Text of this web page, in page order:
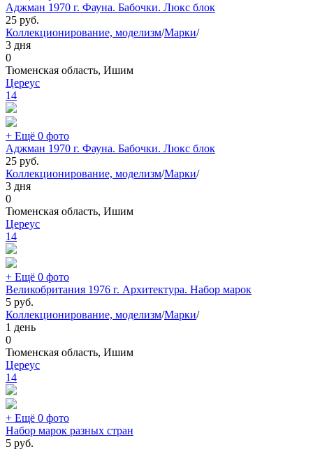
Аджман 1970 г. Фауна. Бабочки. Люкс блок
25 руб.
Коллекционирование, моделизм/Марки/
3 дня
0
Тюменская область, Ишим
Цереус
14
+ Ещё 0 фото
Аджман 1970 г. Фауна. Бабочки. Люкс блок
25 руб.
Коллекционирование, моделизм/Марки/
3 дня
0
Тюменская область, Ишим
Цереус
14
+ Ещё 0 фото
Великобритания 1976 г. Архитектура. Набор марок
5 руб.
Коллекционирование, моделизм/Марки/
1 день
0
Тюменская область, Ишим
Цереус
14
+ Ещё 0 фото
Набор марок разных стран
5 руб.